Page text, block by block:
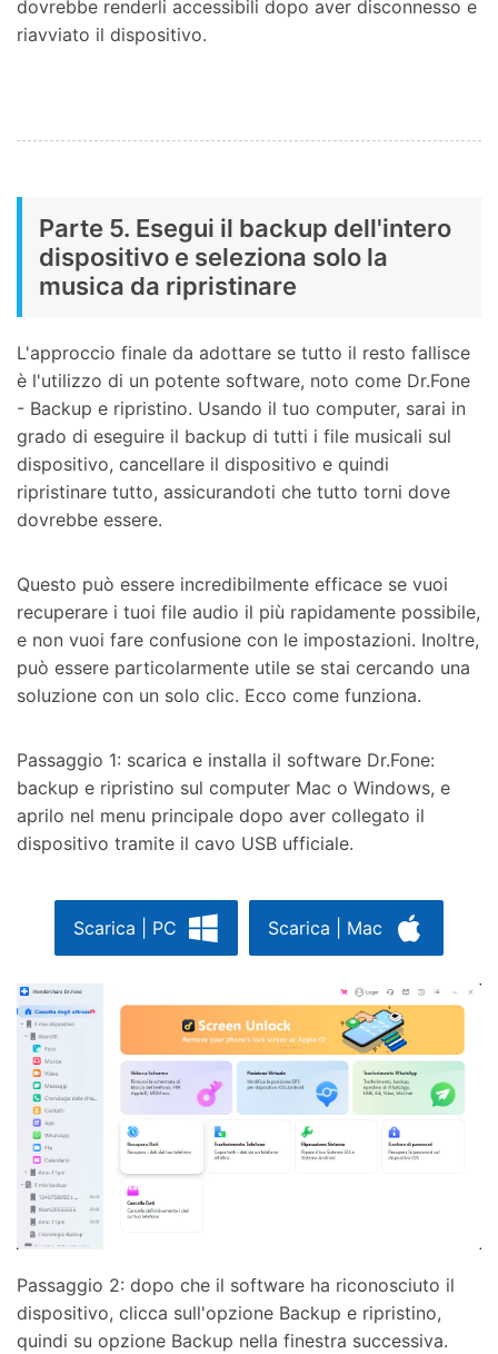
dovrebbe renderli accessibili dopo aver disconnesso e
riavviato il dispositivo.
Parte 5. Esegui il backup dell'intero
dispositivo e seleziona solo la
musica da ripristinare
L'approccio finale da adottare se tutto il resto fallisce
è l'utilizzo di un potente software, noto come Dr.Fone
- Backup e ripristino. Usando il tuo computer, sarai in
grado di eseguire il backup di tutti i file musicali sul
dispositivo, cancellare il dispositivo e quindi
ripristinare tutto, assicurandoti che tutto torni dove
dovrebbe essere.
Questo può essere incredibilmente efficace se vuoi
recuperare i tuoi file audio il più rapidamente possibile,
e non vuoi fare confusione con le impostazioni. Inoltre,
può essere particolarmente utile se stai cercando una
soluzione con un solo clic. Ecco come funziona.
Passaggio 1: scarica e installa il software Dr.Fone:
backup e ripristino sul computer Mac o Windows, e
aprilo nel menu principale dopo aver collegato il
dispositivo tramite il cavo USB ufficiale.
Scarica | PC Scarica | Mac
Passaggio 2: dopo che il software ha riconosciuto il
dispositivo, clicca sull'opzione Backup e ripristino,
quindi su opzione Backup nella finestra successiva.